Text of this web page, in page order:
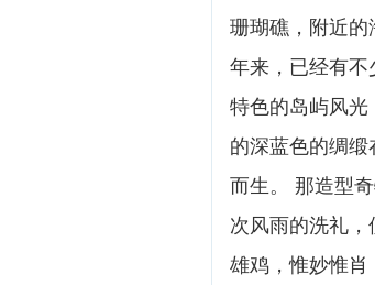
珊瑚礁，附近的
年来，已经有
特色的岛屿风光
的深蓝色的绸
而生。 那造型
次风雨的洗礼
雄鸡，惟妙惟